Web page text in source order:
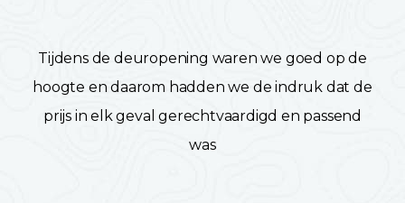
Tijdens de deuropening waren we goed op de
hoogte en daarom hadden we de indruk dat de
prijs in elk geval gerechtvaardigd en passend
was